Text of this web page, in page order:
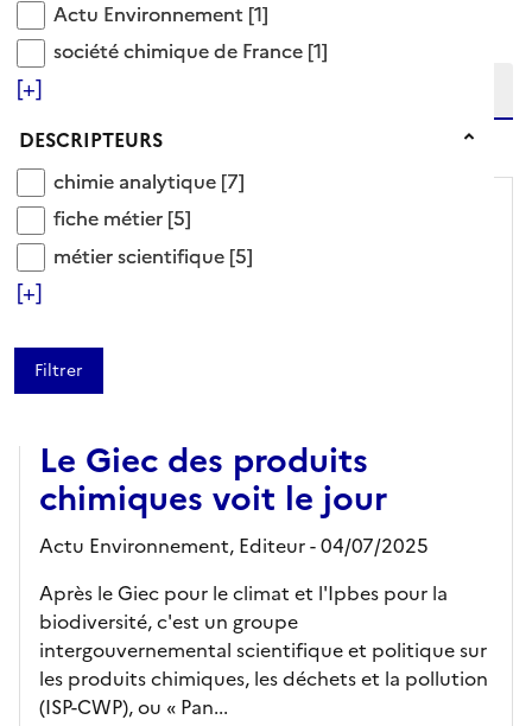
Actu Environnement
Actu Environnement [1]
société chimique de France
société chimique de France [1]
[+]
Descripteurs
DESCRIPTEURS
chimie analytique
chimie analytique [7]
fiche métier
fiche métier [5]
métier scientifique
métier scientifique [5]
[+]
Affiner la recherche
Etendre la recherche sur
niveau(x) vers le bas
ARTICLE
Le Giec des produits
chimiques voit le jour
Actu Environnement, Editeur- 04/07/2025
Après le Giec pour le climat et l'Ipbes pour la
biodiversité, c'est un groupe
intergouvernemental scientifique et politique sur
les produits chimiques, les déchets et la pollution
(ISP-CWP), ou « Pan...